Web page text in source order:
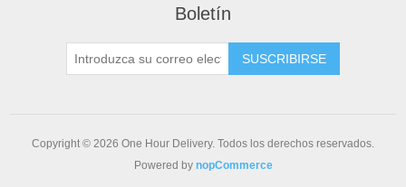
Boletín
Copyright © 2026 One Hour Delivery. Todos los derechos reservados.
Powered by nopCommerce